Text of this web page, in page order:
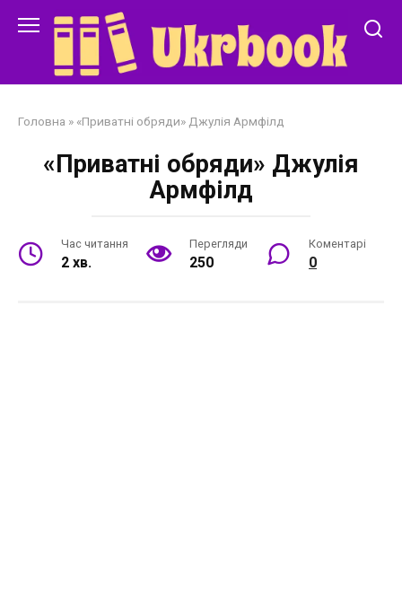
Головна » «Приватні обряди» Джулія Армфілд
«Приватні обряди» Джулія
Армфілд
Час читання
2 хв.
Перегляди
250
Коментарі
0